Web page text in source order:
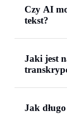
Czy AI
tekst?
Jaki jest
Jak